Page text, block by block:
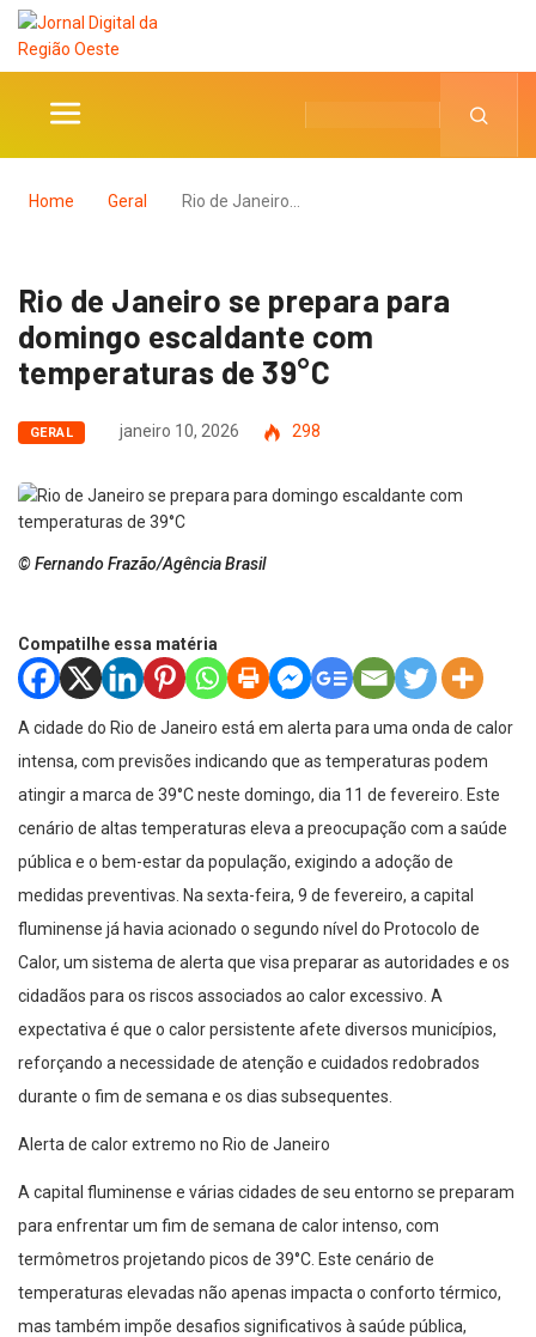
Home Geral Rio de Janeiro…
Rio de Janeiro se prepara para
domingo escaldante com
temperaturas de 39°C
GERAL janeiro 10, 2026 298
© Fernando Frazão/Agência Brasil
Compatilhe essa matéria
A cidade do Rio de Janeiro está em alerta para uma onda de calor
intensa, com previsões indicando que as temperaturas podem
atingir a marca de 39°C neste domingo, dia 11 de fevereiro. Este
cenário de altas temperaturas eleva a preocupação com a saúde
pública e o bem-estar da população, exigindo a adoção de
medidas preventivas. Na sexta-feira, 9 de fevereiro, a capital
fluminense já havia acionado o segundo nível do Protocolo de
Calor, um sistema de alerta que visa preparar as autoridades e os
cidadãos para os riscos associados ao calor excessivo. A
expectativa é que o calor persistente afete diversos municípios,
reforçando a necessidade de atenção e cuidados redobrados
durante o fim de semana e os dias subsequentes.
Alerta de calor extremo no Rio de Janeiro
A capital fluminense e várias cidades de seu entorno se preparam
para enfrentar um fim de semana de calor intenso, com
termômetros projetando picos de 39°C. Este cenário de
temperaturas elevadas não apenas impacta o conforto térmico,
mas também impõe desafios significativos à saúde pública,